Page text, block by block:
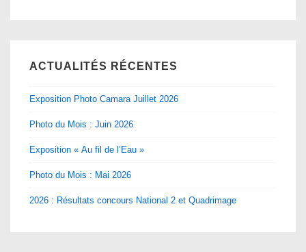
ACTUALITÉS RÉCENTES
Exposition Photo Camara Juillet 2026
Photo du Mois : Juin 2026
Exposition « Au fil de l’Eau »
Photo du Mois : Mai 2026
2026 : Résultats concours National 2 et Quadrimage